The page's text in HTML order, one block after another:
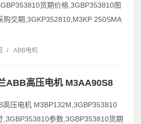
货期价格,3GBP353810图
购交期,3GKP352810,M3KP 250SMA
/ ABB电机
ABB高压电机 M3AA90S8
高压电机 M3BP132M,3GBP353810
,3GBP353810参数,3GBP353810货期